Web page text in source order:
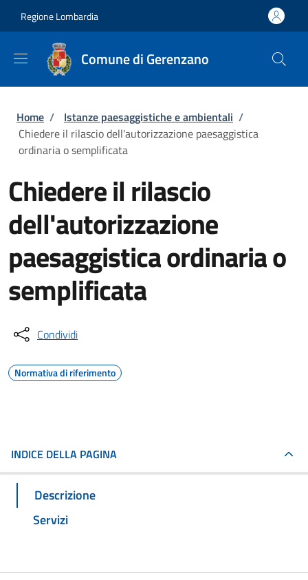
Regione Lombardia
Comune di Gerenzano
Briciole di pane
Home / Istanze paesaggistiche e ambientali /
Chiedere il rilascio dell'autorizzazione paesaggistica
ordinaria o semplificata
Chiedere il rilascio
dell'autorizzazione
paesaggistica ordinaria o
semplificata
Condividi
Normativa di riferimento
INDICE DELLA PAGINA
Descrizione
Servizi